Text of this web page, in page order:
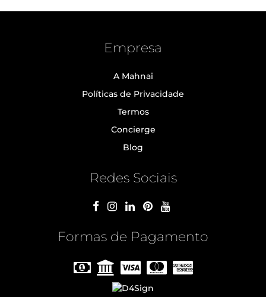
Empresa
A Mahnai
Políticas de Privacidade
Termos
Concierge
Blog
Redes Sociais
Formas de Pagamento